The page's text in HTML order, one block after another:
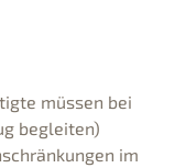
müssen bei
begleiten)
im